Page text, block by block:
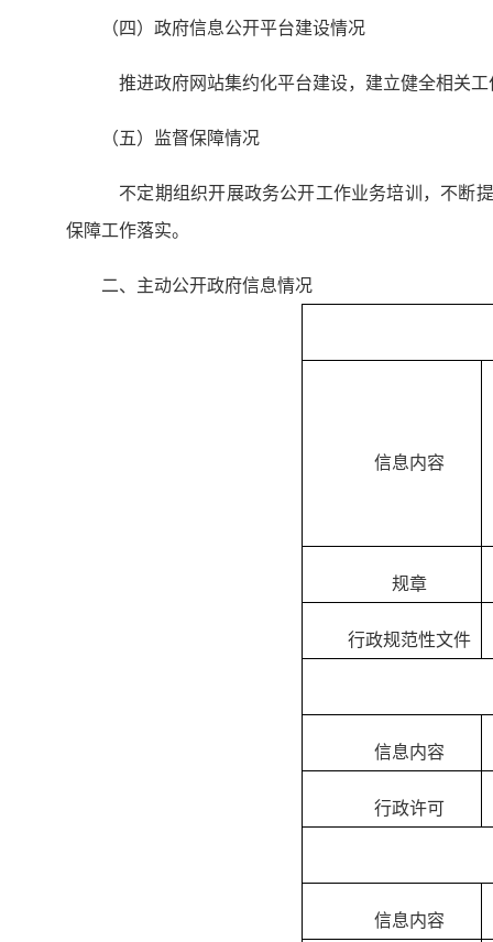
（四）政府信息公开平台建设情况
推进政府网站集约化平台建设，建立健全相关
（五）监督保障情况
不定期组织开展政务公开工作业务培训，不断
保障工作落实。
二、主动公开政府信息情况
信息内容
规章
行政规范性文件
信息内容
行政许可
信息内容